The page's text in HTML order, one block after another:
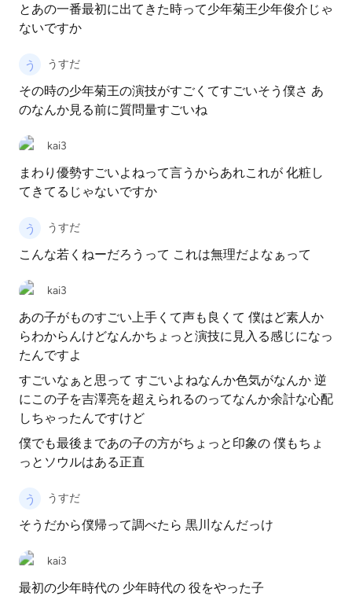
とあの一番最初に出てきた時って少年菊王少年俊介じゃ
ないですか
うすだ
その時の少年菊王の演技がすごくてすごいそう僕さ あ
のなんか見る前に質問量すごいね
kai3
まわり優勢すごいよねって言うからあれこれが 化粧し
てきてるじゃないですか
うすだ
こんな若くねーだろうって これは無理だよなぁって
kai3
あの子がものすごい上手くて声も良くて 僕はど素人か
らわからんけどなんかちょっと演技に見入る感じになっ
たんですよ
すごいなぁと思って すごいよねなんか色気がなんか 逆
にこの子を吉澤亮を超えられるのってなんか余計な心配
しちゃったんですけど
僕でも最後まであの子の方がちょっと印象の 僕もちょ
っとソウルはある正直
うすだ
そうだから僕帰って調べたら 黒川なんだっけ
kai3
最初の少年時代の 少年時代の 役をやった子